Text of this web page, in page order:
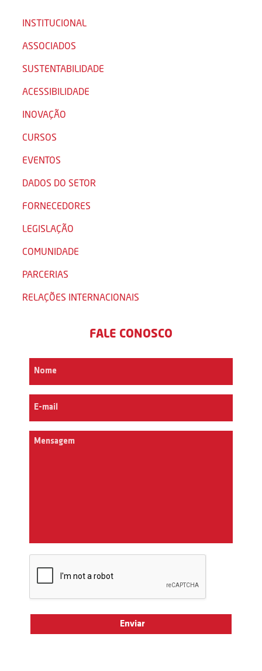
INSTITUCIONAL
ASSOCIADOS
SUSTENTABILIDADE
ACESSIBILIDADE
INOVAÇÃO
CURSOS
EVENTOS
DADOS DO SETOR
FORNECEDORES
LEGISLAÇÃO
COMUNIDADE
PARCERIAS
RELAÇÕES INTERNACIONAIS
FALE CONOSCO